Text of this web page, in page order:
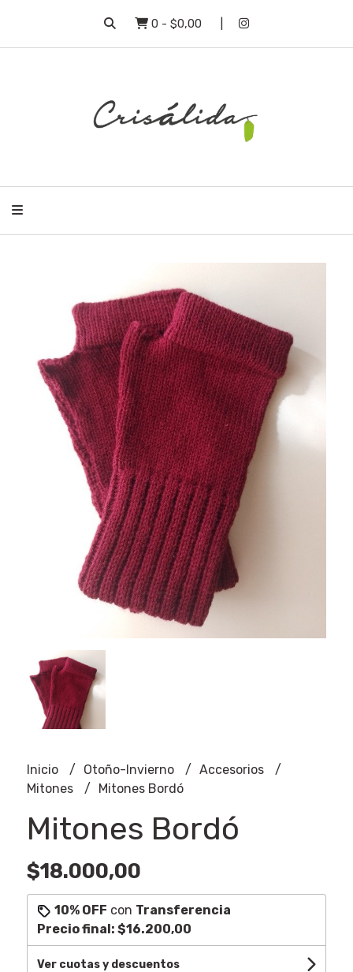
0 - $0,00
Inicio Otoño-Invierno
Accesorios
Mitones
Mitones Bordó
Mitones Bordó
$18.000,00
10% OFF con Transferencia
Precio final: $16.200,00
Ver cuotas y descuentos